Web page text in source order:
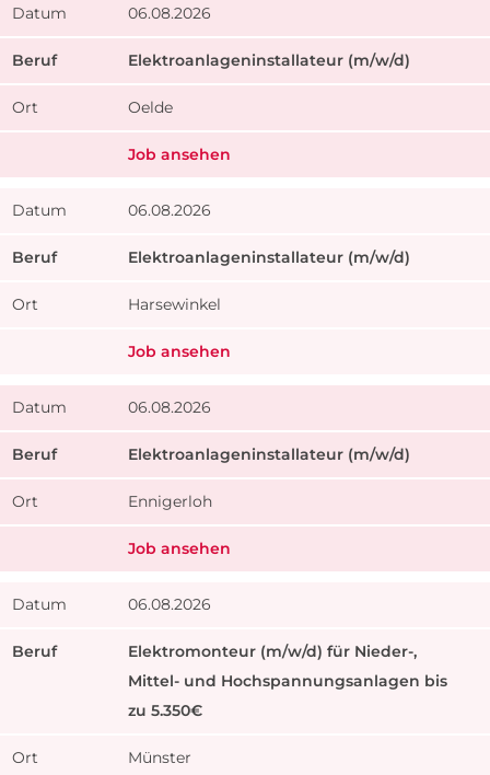
06.08.2026
Elektroanlageninstallateur (m/w/d)
Oelde
Job ansehen
06.08.2026
Elektroanlageninstallateur (m/w/d)
Harsewinkel
Job ansehen
06.08.2026
Elektroanlageninstallateur (m/w/d)
Ennigerloh
Job ansehen
06.08.2026
Elektromonteur (m/w/d) für Nieder-,
Mittel- und Hochspannungsanlagen bis
zu 5.350€
Münster